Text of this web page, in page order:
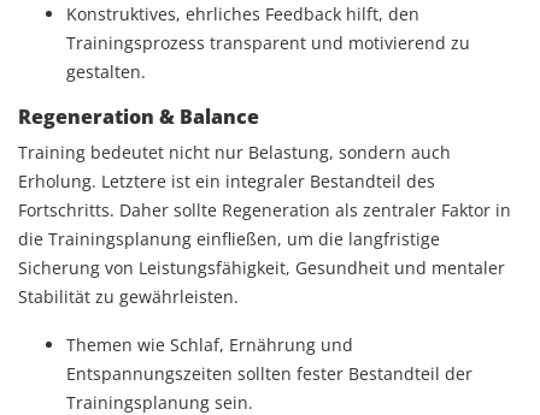
Konstruktives, ehrliches Feedback hilft, den
Trainingsprozess transparent und motivierend zu
gestalten.
Regeneration & Balance
Training bedeutet nicht nur Belastung, sondern auch
Erholung. Letztere ist ein integraler Bestandteil des
Fortschritts. Daher sollte Regeneration als zentraler Faktor in
die Trainingsplanung einfließen, um die langfristige
Sicherung von Leistungsfähigkeit, Gesundheit und mentaler
Stabilität zu gewährleisten.
Themen wie Schlaf, Ernährung und
Entspannungszeiten sollten fester Bestandteil der
Trainingsplanung sein.